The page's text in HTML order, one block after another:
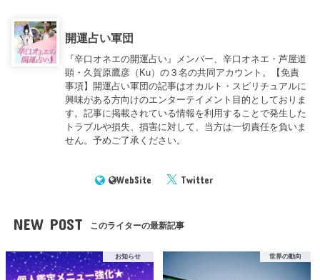
開運占い軍団
『辛口オネエの開運占い』メンバー、辛口オネエ・芦屋道
顕・久賀原鷹彦（Ku）の３名の共同アカウント。【免責
事項】開運占い軍団の記事はオカルト・スピリチュアルに
興味がある方向けのエンターテイメント目的としておりま
す。記事に掲載されている情報を利用することで発生した
トラブルや損失、損害に対して、当方は一切責任を負いま
せん。予めご了承ください。
WebSite Twitter
NEW POST このライターの最新記事
お知らせ 世界の動向